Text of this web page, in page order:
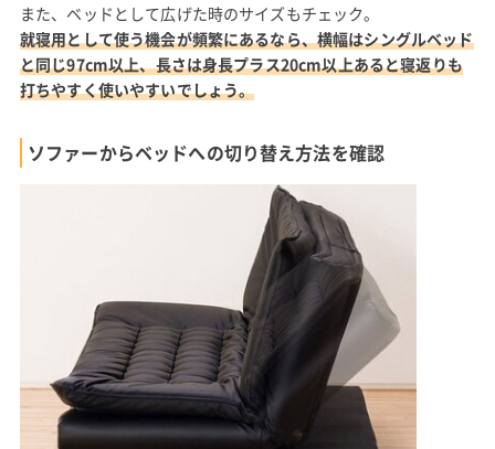
また、ベッドとして広げた時のサイズもチェック。
就寝用として使う機会が頻繁にあるなら、横幅はシングルベッド
と同じ97cm以上、長さは身長プラス20cm以上あると寝返りも
打ちやすく使いやすいでしょう。
ソファーからベッドへの切り替え方法を確認